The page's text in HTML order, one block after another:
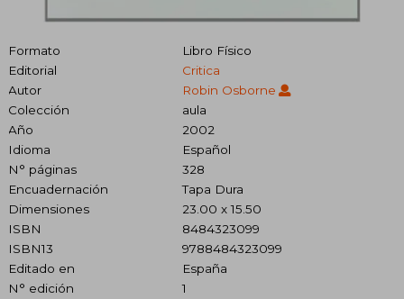
Formato
Libro Físico
Editorial
Critica
Autor
Robin Osborne
Colección
aula
Año
2002
Idioma
Español
N° páginas
328
Encuadernación
Tapa Dura
Dimensiones
23.00 x 15.50
ISBN
8484323099
ISBN13
9788484323099
Editado en
España
N° edición
1